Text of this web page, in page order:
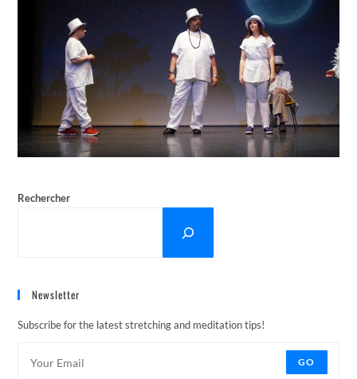
Rechercher
Newsletter
Subscribe for the latest stretching and meditation tips!
GO